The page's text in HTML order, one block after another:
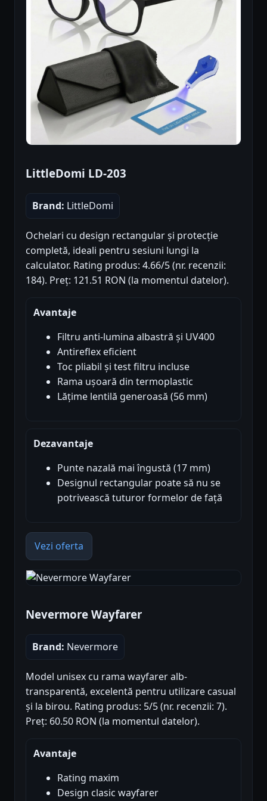
LittleDomi LD-203
Brand: LittleDomi
Ochelari cu design rectangular și protecție
completă, ideali pentru sesiuni lungi la
calculator. Rating produs: 4.66/5 (nr. recenzii:
184). Preț: 121.51 RON (la momentul datelor).
Avantaje
Filtru anti-lumina albastră și UV400
Antireflex eficient
Toc pliabil și test filtru incluse
Rama ușoară din termoplastic
Lățime lentilă generoasă (56 mm)
Dezavantaje
Punte nazală mai îngustă (17 mm)
Designul rectangular poate să nu se
potrivească tuturor formelor de față
Vezi oferta
Nevermore Wayfarer
Brand: Nevermore
Model unisex cu rama wayfarer alb-
transparentă, excelentă pentru utilizare casual
și la birou. Rating produs: 5/5 (nr. recenzii: 7).
Preț: 60.50 RON (la momentul datelor).
Avantaje
Rating maxim
Design clasic wayfarer